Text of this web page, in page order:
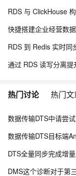
RDS 与 ClickHouse
快捷搭建企业经营数
RDS 到 Redis 实时同
通过 RDS 读写分离
热门讨论 热门文
数据传输DTS目标端
DMS这个诊断对于第